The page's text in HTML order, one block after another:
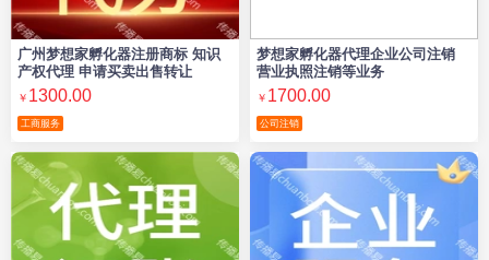
广州梦想家孵化器注册商标 知识
产权代理 申请买卖出售转让
￥ 1300.00
工商服务
梦想家孵化器代理企业公司注销
营业执照注销等业务
￥ 1700.00
公司注销